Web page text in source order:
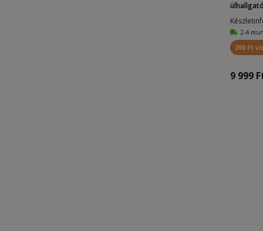
2-4
200 Ft
9 999